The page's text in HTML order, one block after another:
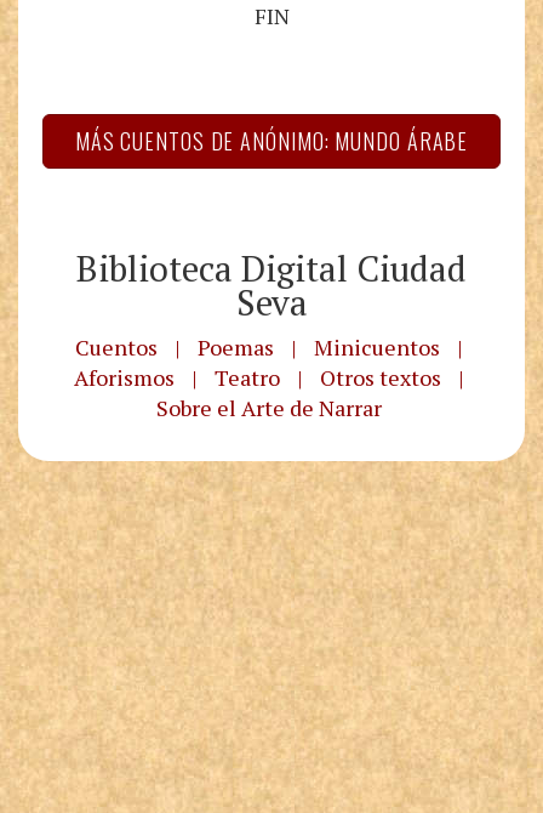
FIN
MÁS CUENTOS DE ANÓNIMO: MUNDO ÁRABE
Biblioteca Digital Ciudad
Seva
Cuentos | Poemas | Minicuentos
|
Aforismos
| Teatro | Otros textos
|
Sobre el Arte de Narrar